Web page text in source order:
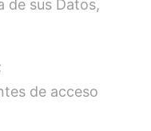
de sus Datos,
de acceso